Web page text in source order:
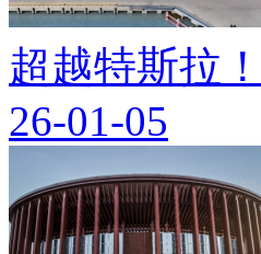
超越特斯拉
26-01-05